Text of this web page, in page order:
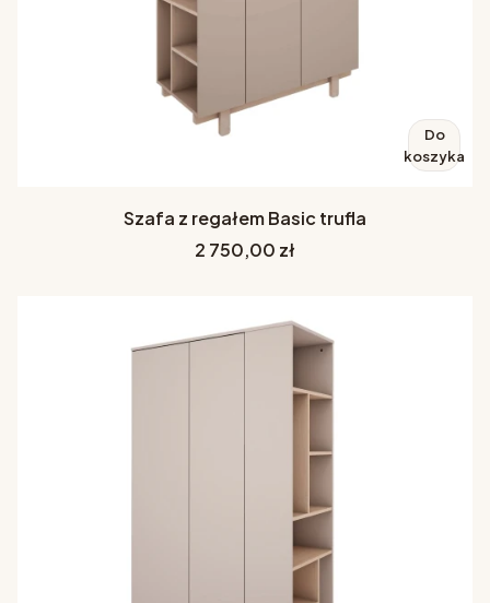
Do
koszyka
Szafa z regałem Basic trufla
Cena
2 750,00 zł